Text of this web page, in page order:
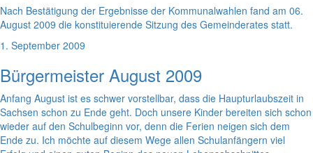
Nach Bestätigung der Ergebnisse der Kommunalwahlen fand am 06.
August 2009 die konstituierende Sitzung des Gemeinderates statt.
1. September 2009
Bürgermeister August 2009
Anfang August ist es schwer vorstellbar, dass die Haupturlaubszeit in
Sachsen schon zu Ende geht. Doch unsere Kinder bereiten sich schon
wieder auf den Schulbeginn vor, denn die Ferien neigen sich dem
Ende zu. Ich möchte auf diesem Wege allen Schulanfängern viel